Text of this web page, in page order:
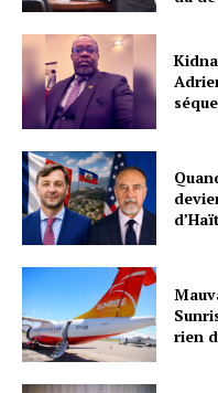
rien